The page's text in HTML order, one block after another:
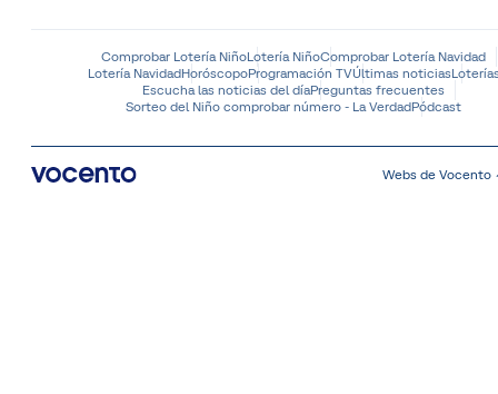
Comprobar Lotería NiñoLotería NiñoComprobar Lotería Navidad
Lotería NavidadHoróscopoProgramación TVÚltimas noticias
Escucha las noticias del díaPreguntas frecuentes
Sorteo del Niño comprobar número - La VerdadPódcast
Webs de Vocento